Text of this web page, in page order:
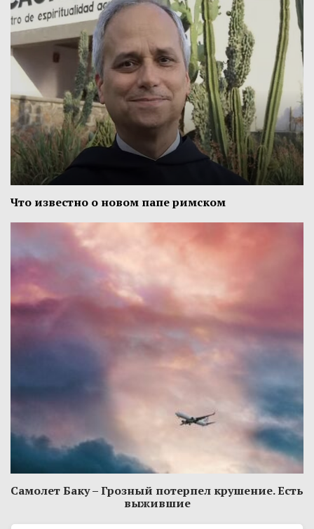
Что известно о новом папе римском
Самолет Баку – Грозный потерпел крушение. Есть
выжившие